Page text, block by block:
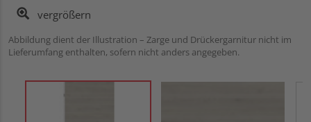
vergrößern
Abbildung dient der Illustration – Zarge und Drückergarnitur nicht im
Lieferumfang enthalten, sofern nicht anders angegeben.